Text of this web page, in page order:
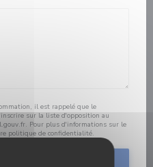
il est rappelé que le
sur la liste d'opposition au
. Pour plus d'informations sur le
politique de confidentialité.